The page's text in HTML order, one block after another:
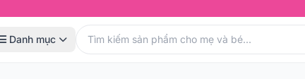
Danh mục